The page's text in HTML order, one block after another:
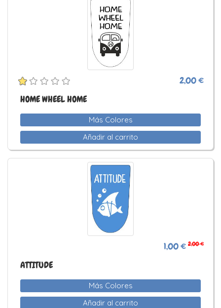
2,00 €
HOME WHEEL HOME
Más Colores
Añadir al carrito
1,00 € 2,00 €
ATTITUDE
Más Colores
Añadir al carrito